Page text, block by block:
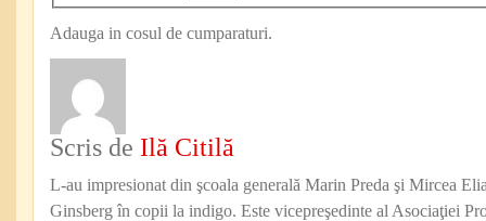
Adauga in cosul de cumparaturi.
Scris de Ilă Citilă
L-au impresionat din şcoala generală Marin Preda şi Mircea
Ginsberg în copii la indigo. Este vicepreşedinte al Asociaţiei